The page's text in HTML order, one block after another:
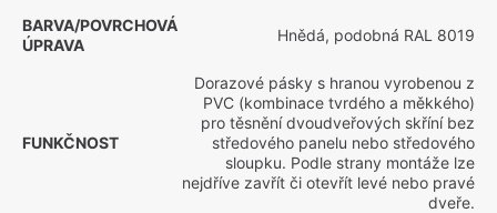
BARVA/POVRCHOVÁ
ÚPRAVA
Hnědá, podobná RAL 8019
FUNKČNOST
Dorazové pásky s hranou vyrobenou z
PVC (kombinace tvrdého a měkkého)
pro těsnění dvoudveřových skříní bez
středového panelu nebo středového
sloupku. Podle strany montáže lze
nejdříve zavřít či otevřít levé nebo pravé
dveře.